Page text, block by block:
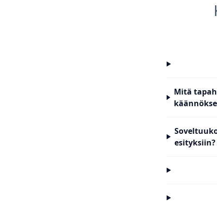
Mitä
esityksiin?